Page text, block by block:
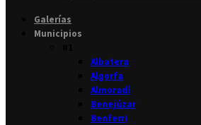
Galerías
Municipios
Albatera
Algorfa
Almoradí
Benejúzar
Benferri